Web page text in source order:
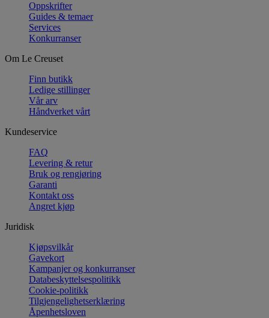
Oppskrifter
Guides & temaer
Services
Konkurranser
Om Le Creuset
Finn butikk
Ledige stillinger
Vår arv
Håndverket vårt
Kundeservice
FAQ
Levering & retur
Bruk og rengjøring
Garanti
Kontakt oss
Angret kjøp
Juridisk
Kjøpsvilkår
Gavekort
Kampanjer og konkurranser
Databeskyttelsespolitikk
Cookie-politikk
Tilgjengelighetserklæring
Åpenhetsloven